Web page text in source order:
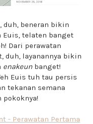
beneran bikin
Euis, telaten banget
Dari perawatan
duh, layanannya bikin
enakeun banget!
Euis tuh tau persis
tekanan semana
pokoknya!
- Perawatan Pertama